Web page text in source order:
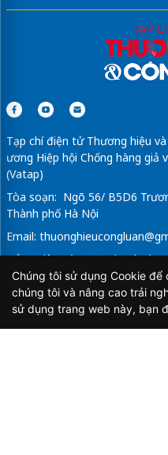
Tạp chí điện tử Thương hiệu
ương Hiệp hội Chống hàng giả
(Vatap)
Tòa soạn: Ngõ 56/ B5D6
Thành phố Hà Nội
Email:
Tổng Biên Tập: Vũ Đức Thuận
Giấy phép hoạt động báo chí
Thông tin và Truyền thông
Chúng tôi sử dụng Cookie để
chúng tôi và nâng cao trải
sử dụng trang web này, bạn